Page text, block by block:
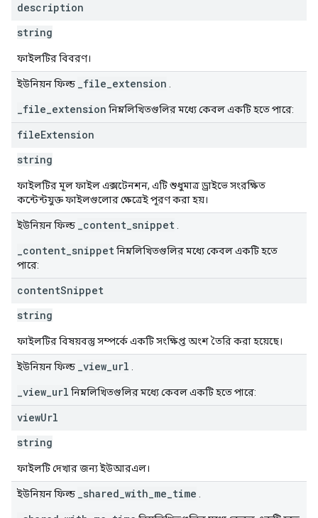
description
string
ফাইলটির বিবরণ।
ইউনিয়ন ফিল্ড _file_extension
_file_extension নিম্নলিখিতগুলির মধ্যে কেবল একটি হতে পারে:
fileExtension
string
ফাইলটির মূল ফাইল এক্সটেনশন, এটি শুধুমাত্র ড্রাইভে সংরক্ষিত
কন্টেন্টযুক্ত ফাইলগুলোর ক্ষেত্রেই পূরণ করা হয়।
ইউনিয়ন ফিল্ড _content_snippet
_content_snippetনিম্নলিখিতগুলির মধ্যে কেবল একটি হতে
পারে:
contentSnippet
string
ফাইলটির বিষয়বস্তু সম্পর্কে একটি সংক্ষিপ্ত অংশ তৈরি করা হয়েছে।
ইউনিয়ন ফিল্ড _view_url
_view_url নিম্নলিখিতগুলির মধ্যে কেবল একটি হতে পারে:
viewUrl
string
ফাইলটি দেখার জন্য ইউআরএল।
ইউনিয়ন ফিল্ড _shared_with_me_time